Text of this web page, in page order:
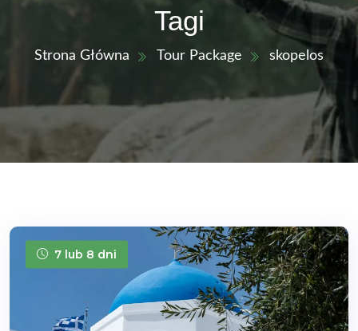
Tagi
Strona Główna Tour Package skopelos
7 lub 8 dni